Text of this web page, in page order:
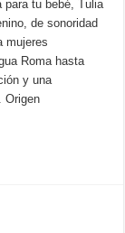
para tu bebé, Tulia
de sonoridad
mujeres
Roma hasta
y una
Origen